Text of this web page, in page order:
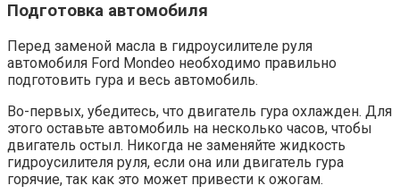
Подготовка автомобиля
Перед заменой масла в гидроусилителе руля
автомобиля Ford Mondeo необходимо правильно
подготовить гура и весь автомобиль.
Во-первых, убедитесь, что двигатель гура охлажден. Для
этого оставьте автомобиль на несколько часов, чтобы
двигатель остыл. Никогда не заменяйте жидкость
гидроусилителя руля, если она или двигатель гура
горячие, так как это может привести к ожогам.